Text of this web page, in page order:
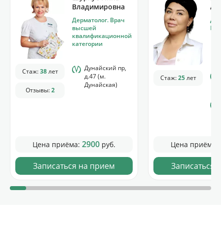
Владимировна
Дерматолог. Врач
высшей
квалификационной
категории
Стаж:38лет
Отзывы:2
Дунайский пр,
д.47 (м.
Дунайская)
Цена приёма: 2900 руб.
Записаться на прием
Стаж:25лет
Цена приёма:
Записаться